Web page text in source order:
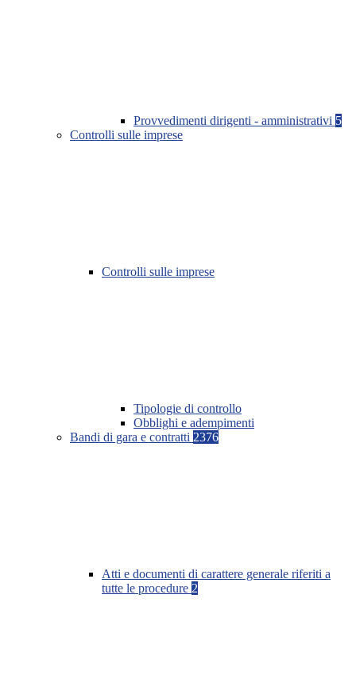
Provvedimenti dirigenti - amministrativi 5
Controlli sulle imprese
Controlli sulle imprese
Tipologie di controllo
Obblighi e adempimenti
Bandi di gara e contratti 2376
Atti e documenti di carattere generale riferiti a
tutte le procedure 2